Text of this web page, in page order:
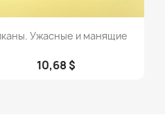
Просмотр
Ужасные и манящие
10,68 $